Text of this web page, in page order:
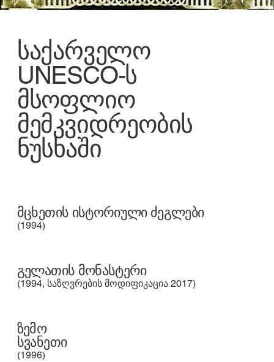
საქარველო
UNESCO-ს
მსოფლიო
მემკვიდრეობის
ნუსხაში
მცხეთის ისტორიული ძეგლები
(1994)
გელათის მონასტერი
(1994, საზღვრების მოდიფიკაცია 2017)
ზემო
სვანეთი
(1996)